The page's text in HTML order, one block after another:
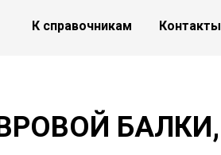
К справочникам Контакты
БАЛКИ,